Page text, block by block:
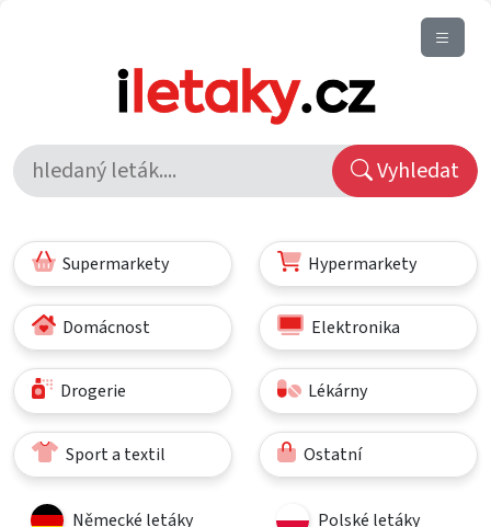
Vyhledat
Supermarkety Hypermarkety
Domácnost Elektronika
Drogerie Lékárny
Sport a textil Ostatní
Německé letáky Polské letáky